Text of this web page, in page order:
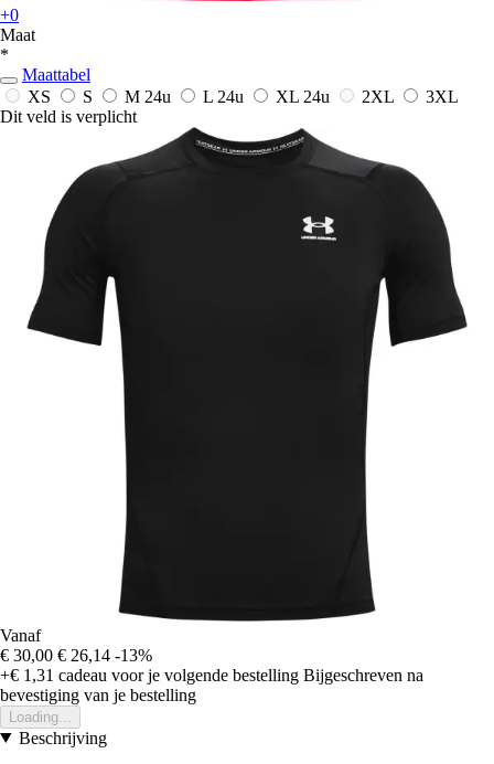
+0
Maat
*
Maattabel
XS
S M 24u L 24u XL 24u 2XL
3XL
Dit veld is verplicht
Vanaf
€ 30,00 € 26,14 -13%
+€ 1,31 cadeau voor je volgende bestelling Bijgeschreven na
bevestiging van je bestelling
Loading...
Beschrijving